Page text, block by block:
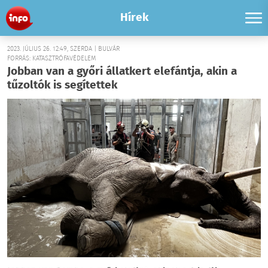
Hírek
2023. JÚLIUS 26. 12:49, SZERDA | BULVÁR
FORRÁS: KATASZTRÓFAVÉDELEM
Jobban van a győri állatkert elefántja, akin a
tűzoltók is segítettek